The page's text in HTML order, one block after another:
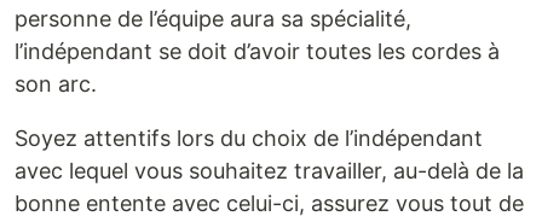
personne de l’équipe aura sa spécialité,
l’indépendant se doit d’avoir toutes les cordes à
son arc.
Soyez attentifs lors du choix de l’indépendant
avec lequel vous souhaitez travailler, au-delà de la
bonne entente avec celui-ci, assurez vous tout de